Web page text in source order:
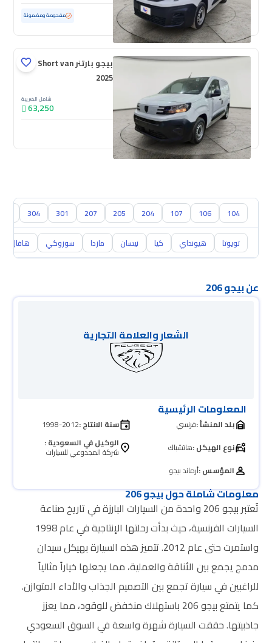
مستعملة 96,665 كم مفحوصة ومضمونة
بيجو بارتنر Short van
2025
شامل الضريبة
63,250
جديدة
104
106
107
204
205
207
301
304
تويوتا هيونداي كيا نيسان مازدا سوزوكي هافال
عن بيجو 206
الشعار والعلامة التجارية
المعلومات الرئيسية
بلد المنشأ :فرنسي سنة الانتاج :1998-2012
نوع الهيكل :هاتشباك الوكيل في السعودية :
شركة المجدوعي للسيارات
المؤسس :أرماند بيجو
معلومات شاملة حول بيجو 206
تُعتبر بيجو 206 واحدة من السيارات البارزة في تاريخ صناعة
السيارات الفرنسية، حيث بدأت رحلتها الإنتاجية في عام 1998
واستمرت حتى عام 2012. تتميز هذه السيارة بهيكل سيدان
مدمج يجمع بين الأناقة والعملية، مما يجعلها خياراً مثالياً
للراغبين في سيارة تجمع بين التصميم الجذاب والأداء المتوازن.
كما يتمتع بيجو 206 باستهلاك منخفض للوقود، مما يعزز
جاذبيتها. حققت السيارة شهرة واسعة في السوق السعودي